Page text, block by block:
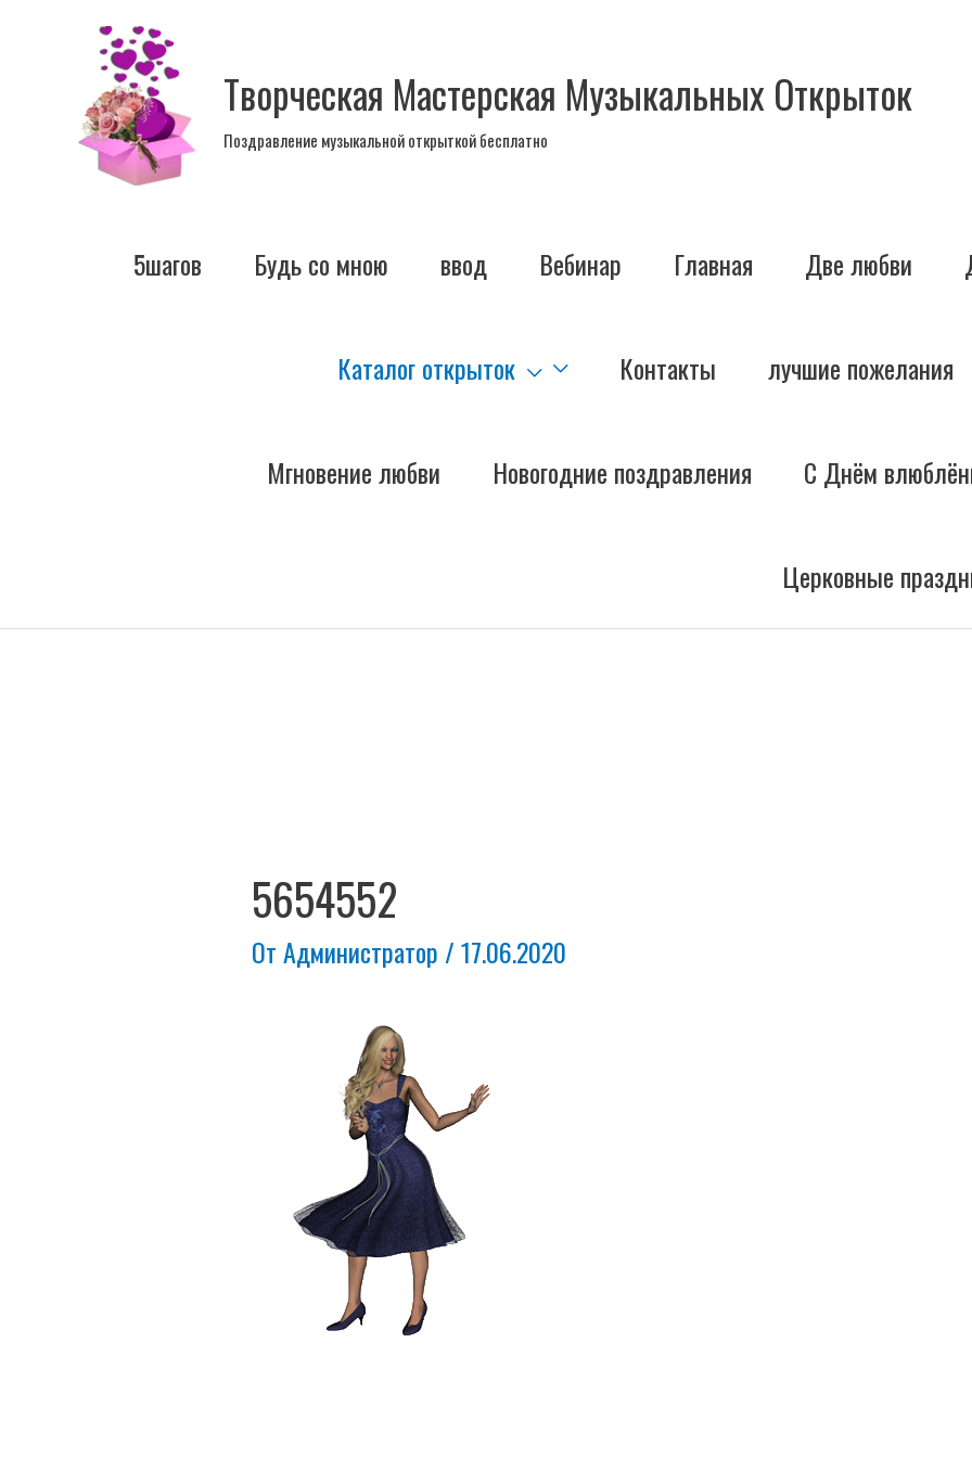
содержимому
Творческая Мастерская Музыкальных Открыток
Поздравление музыкальной открыткой бесплатно
5шагов Будь со мною ввод Вебинар Главная Две любви
Каталог открыток Контакты лучшие пожелания
Мгновение любви Новогодние поздравления С Днём
Церковные
5654552
ОтАдминистратор /17.06.2020